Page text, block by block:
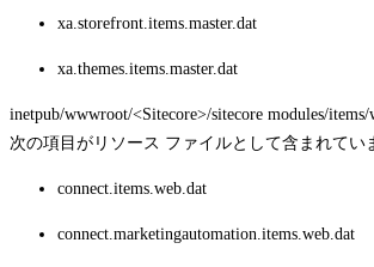
xa.storefront.items.master.dat
xa.themes.items.master.dat
inetpub/wwwroot/<Sitecore>/sitecore modules/items/
次の項目がリソース ファイルとして含まれてい
connect.items.web.dat
connect.marketingautomation.items.web.dat